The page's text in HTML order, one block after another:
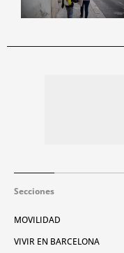
Secciones
MOVILIDAD
VIVIR EN BARCELONA